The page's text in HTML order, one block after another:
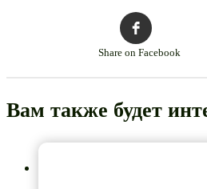
Share on Facebook
Вам также будет